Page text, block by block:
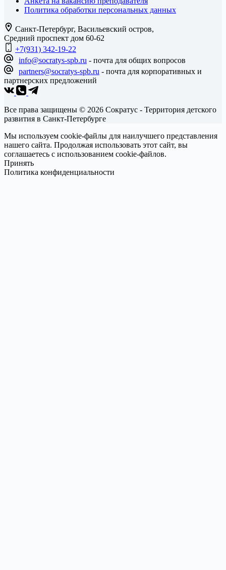
Политика обработки персональных данных
Санкт-Петербург, Васильевский остров,
Средний проспект дом 60-62
+7(931) 342-19-22
info@socratys-spb.ru - почта для общих вопросов
partners@socratys-spb.ru - почта для корпоративных и
партнерских предложений
Все права защищены © 2026 Сократус - Территория детского
развития в Санкт-Петербурге
Мы используем cookie-файлы для наилучшего представления
нашего сайта. Продолжая использовать этот сайт, вы
соглашаетесь с использованием cookie-файлов.
Принять
Политика конфиденциальности